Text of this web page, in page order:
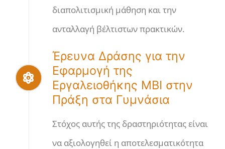
διαπολιτισμική μάθηση και την
ανταλλαγή βέλτιστων πρακτικών.
Έρευνα Δράσης για την
Εφαρμογή της
Εργαλειοθήκης ΜΒΙ στην
Πράξη στα Γυμνάσια
Στόχος αυτής της δραστηριότητας είναι
να αξιολογηθεί η αποτελεσματικότητα